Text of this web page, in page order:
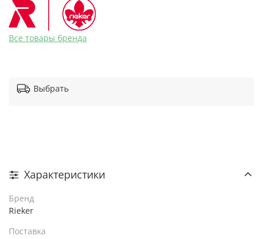
Все товары бренда
Выбрать
Характеристики
Бренд
Rieker
Поставка